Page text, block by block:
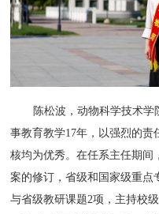
陈松波，动物科学技术
事教育教学17年，以强烈的
核均为优秀。在任系主任期间
案的修订，省级和国家级重点
与省级教研课题2项，主持校